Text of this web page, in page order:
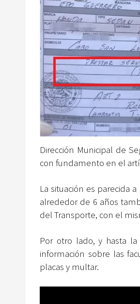
Dirección Municipal de
con fundamento en el
La situación es parecida
alrededor de 6 años
del Transporte, con el
Por otro lado, y hasta la
información sobre las
placas y multar.